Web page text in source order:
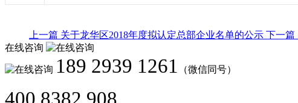
上一篇 关于龙华区2018年度拟认定总部企业名单的公示 下一篇
在线咨询
189 2939 1261 （微信同号）